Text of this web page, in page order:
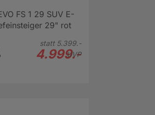
FS 1 29 SUV E-
29" rot
statt 5.399.-
UVP
4.999.-